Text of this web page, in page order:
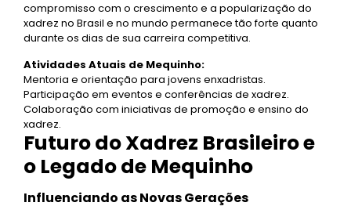
compromisso com o crescimento e a popularização do
xadrez no Brasil e no mundo permanece tão forte quanto
durante os dias de sua carreira competitiva.
Atividades Atuais de Mequinho:
Mentoria e orientação para jovens enxadristas.
Participação em eventos e conferências de xadrez.
Colaboração com iniciativas de promoção e ensino do
xadrez.
Futuro do Xadrez Brasileiro e
o Legado de Mequinho
Influenciando as Novas Gerações